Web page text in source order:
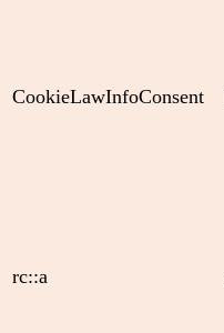
CookieLawInfoConsent
rc::a